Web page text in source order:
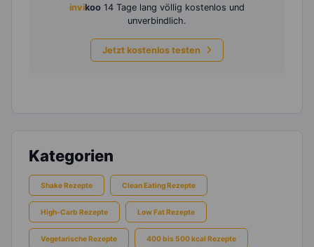
invikoo 14 Tage lang völlig kostenlos und
unverbindlich.
Jetzt kostenlos testen
Kategorien
Shake Rezepte Clean Eating Rezepte
High-Carb Rezepte Low Fat Rezepte
Vegetarische Rezepte 400 bis 500 kcal Rezepte